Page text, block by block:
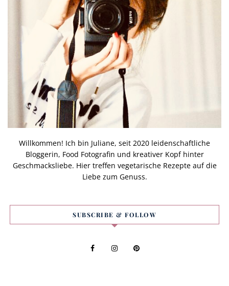
Willkommen! Ich bin Juliane, seit 2020 leidenschaftliche
Bloggerin, Food Fotografin und kreativer Kopf hinter
Geschmacksliebe. Hier treffen vegetarische Rezepte auf die
Liebe zum Genuss.
SUBSCRIBE & FOLLOW